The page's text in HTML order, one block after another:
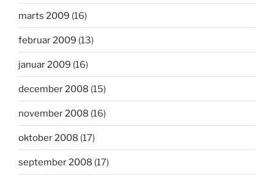
marts 2009 (16)
februar 2009 (13)
januar 2009 (16)
december 2008 (15)
november 2008 (16)
oktober 2008 (17)
september 2008 (17)